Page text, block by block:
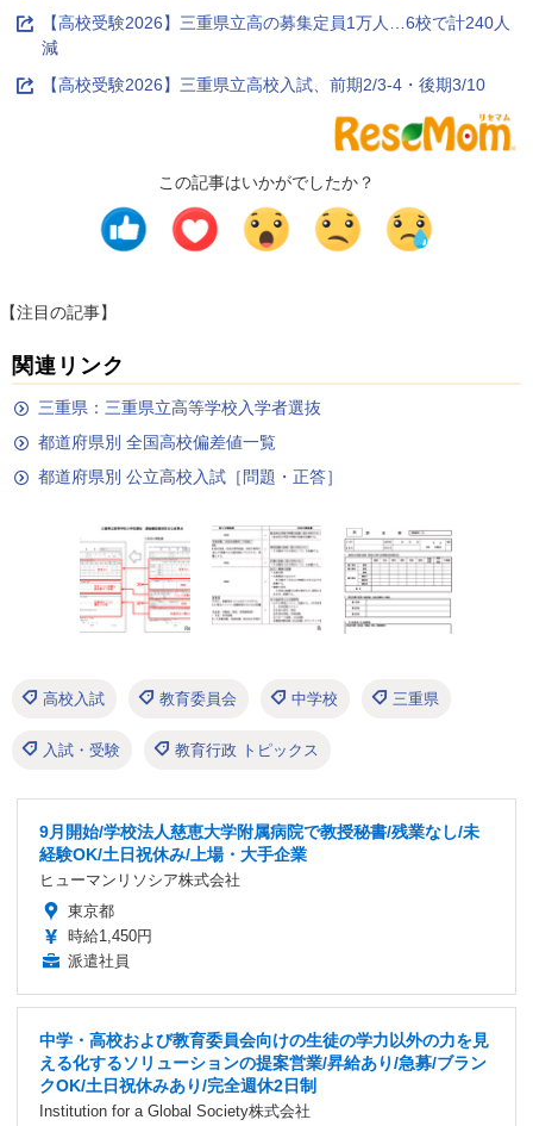
【高校受験2026】三重県立高の募集定員1万人…6校で計240人
減
【高校受験2026】三重県立高校入試、前期2/3-4・後期3/10
この記事はいかがでしたか？
【注目の記事】
関連リンク
三重県：三重県立高等学校入学者選抜
都道府県別 全国高校偏差値一覧
都道府県別 公立高校入試［問題・正答］
高校入試 教育委員会 中学校 三重県
入試・受験 教育行政 トピックス
9月開始/学校法人慈恵大学附属病院で教授秘書/残業なし/未
経験OK/土日祝休み/上場・大手企業
ヒューマンリソシア株式会社
東京都
時給1,450円
派遣社員
中学・高校および教育委員会向けの生徒の学力以外の力を見
える化するソリューションの提案営業/昇給あり/急募/ブラン
クOK/土日祝休みあり/完全週休2日制
Institution for a Global Society株式会社